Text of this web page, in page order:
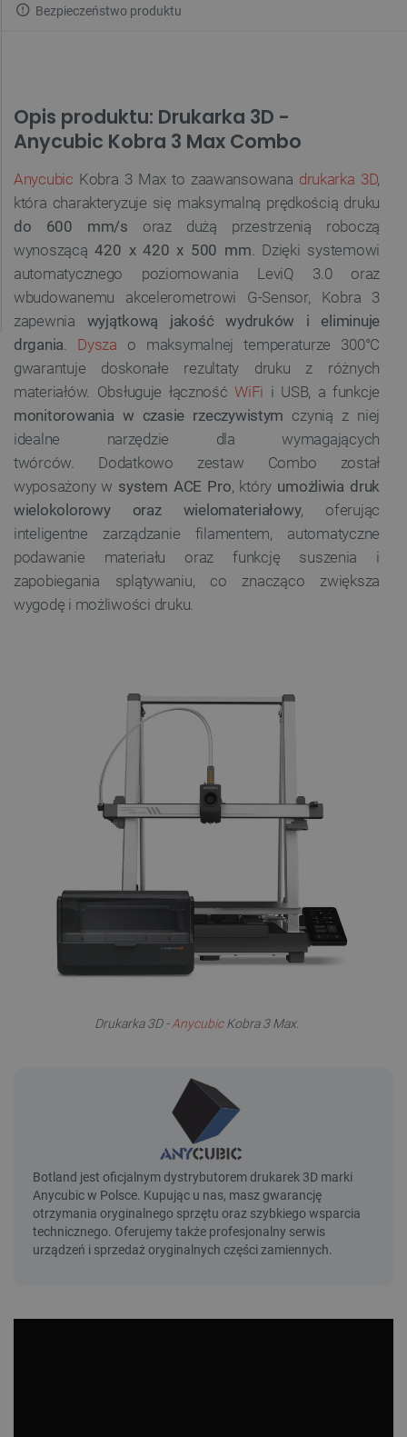
Bezpieczeństwo produktu
Opis produktu: Drukarka 3D -
Anycubic Kobra 3 Max Combo
Anycubic Kobra 3 Max to zaawansowana drukarka 3D,
która charakteryzuje się maksymalną prędkością druku
do 600 mm/s oraz dużą przestrzenią roboczą
wynoszącą420 x 420 x 500 mm. Dzięki systemowi
automatycznego poziomowania LeviQ 3.0 oraz
wbudowanemu akcelerometrowi G-Sensor, Kobra 3
zapewnia wyjątkową jakość wydruków i eliminuje
drgania. Dysza o maksymalnej temperaturze 300°C
gwarantuje doskonałe rezultaty druku z różnych
materiałów. Obsługuje łącznośćWiFi i USB, a funkcje
monitorowania w czasie rzeczywistym czynią z niej
idealne narzędzie dla wymagających
twórców. Dodatkowo zestaw Combo został
wyposażony w system ACE Pro, który umożliwia druk
wielokolorowy oraz wielomateriałowy, oferując
inteligentne zarządzanie filamentem, automatyczne
podawanie materiału oraz funkcję suszenia i
zapobiegania splątywaniu, co znacząco zwiększa
wygodę i możliwości druku.
Drukarka 3D -AnycubicKobra 3 Max.